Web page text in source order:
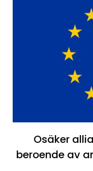
Osäker
beroende av